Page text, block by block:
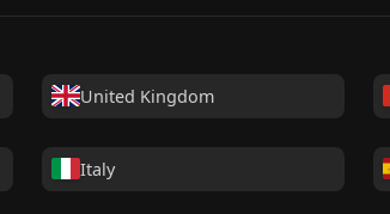
United Kingdom
Italy